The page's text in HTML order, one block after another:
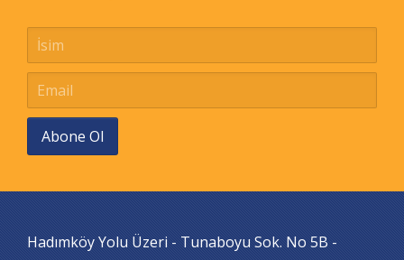
Abone Ol
Hadımköy Yolu Üzeri - Tunaboyu Sok. No 5B -